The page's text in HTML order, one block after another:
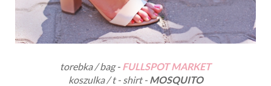
torebka / bag - FULLSPOT MARKET
koszulka / t - shirt - MOSQUITO